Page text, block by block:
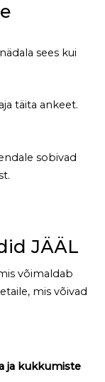
sees kui
täita ankeet.
sobivad
JÄÄL
võimaldab
mis võivad
ja kukkumiste